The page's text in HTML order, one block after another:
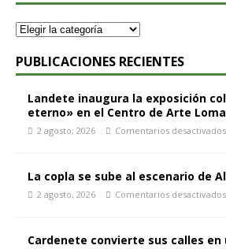
PUBLICACIONES RECIENTES
Landete inaugura la exposición
eterno» en el Centro de Arte
2 agosto, 2026 Comentarios desactivados
La copla se sube al escenario de
2 agosto, 2026 Comentarios desactivados
Cardenete convierte sus calles en